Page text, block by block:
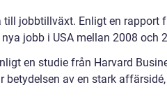
jobbtillväxt. Enligt en rapport
jobb i USA mellan 2008 och
en studie från Harvard
betydelsen av en stark affärsidé,